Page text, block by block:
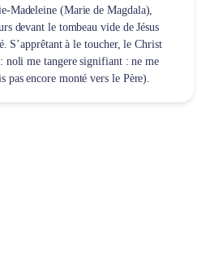
Madeleine (Marie de Magdala),
devant le tombeau vide de Jésus
S’apprêtant à le toucher, le Christ
noli me tangeresignifiant :ne me
pas encore monté vers le Père).